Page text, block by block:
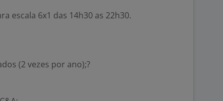
escala 6x1 das 14h30 as 22h30.
(2 vezes por ano);?